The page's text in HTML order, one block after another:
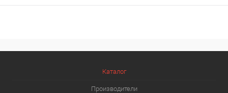
Каталог
Производители